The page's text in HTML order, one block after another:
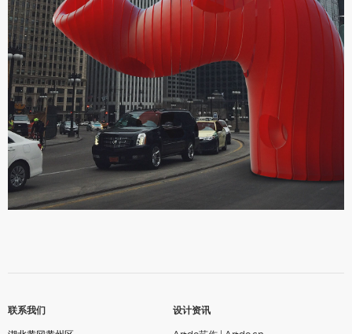
联系我们 设计资讯